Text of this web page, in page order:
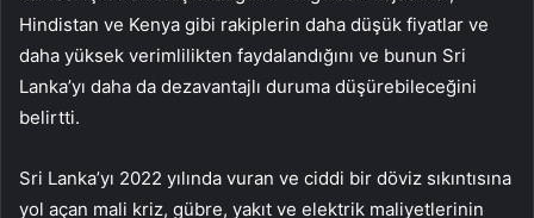
Hindistan ve Kenya gibi rakiplerin daha düşük fiyatlar ve
daha yüksek verimlilikten faydalandığını ve bunun Sri
Lanka’yı daha da dezavantajlı duruma düşürebileceğini
belirtti.
Sri Lanka’yı 2022 yılında vuran ve ciddi bir döviz sıkıntısına
yol açan mali kriz, gübre, yakıt ve elektrik maliyetlerinin